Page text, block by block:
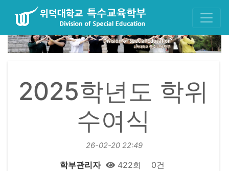
2025학년도 학위
수여식
26-02-20 22:49
학부관리자 422회 0건